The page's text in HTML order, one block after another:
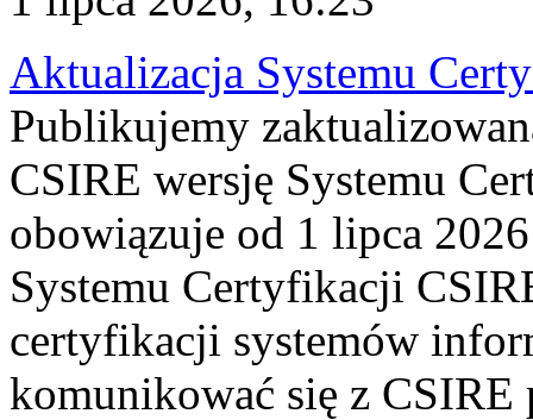
Aktualizacja Systemu
Publikujemy
CSIRE wersję Systemu
obowiązuje od 1 lipca
Systemu Certyfikacji
certyfikacji systemów
komunikować się z